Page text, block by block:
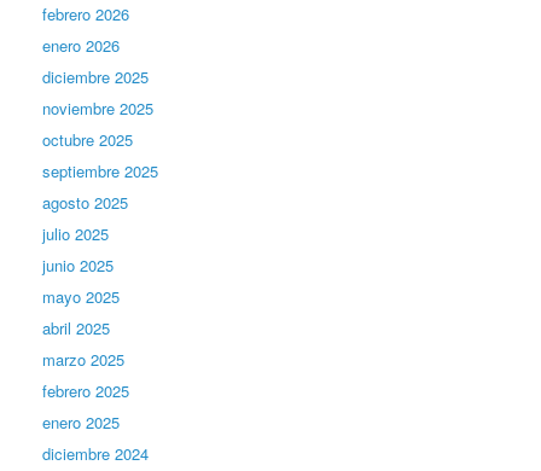
febrero 2026
enero 2026
diciembre 2025
noviembre 2025
octubre 2025
septiembre 2025
agosto 2025
julio 2025
junio 2025
mayo 2025
abril 2025
marzo 2025
febrero 2025
enero 2025
diciembre 2024